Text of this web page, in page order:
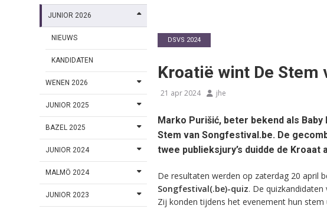
JUNIOR 2026
NIEUWS
KANDIDATEN
WENEN 2026
JUNIOR 2025
BAZEL 2025
JUNIOR 2024
MALMÖ 2024
JUNIOR 2023
DSVS 2024
Kroatië wint De
21 apr 2024 jhe
Marko Purišić, beter bekend als
Stem van Songfestival.be. De
twee publieksjury’s duidde de Kroaat
De resultaten werden op zaterdag 20 april
Songfestival(.be)-quiz. De
Zij konden tijdens het evenement hun